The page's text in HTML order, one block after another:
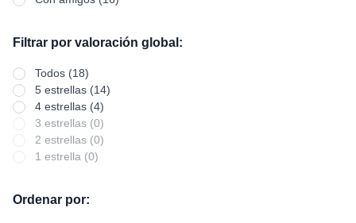
Filtrar por valoración global:
Todos (18)
5 estrellas (14)
4 estrellas (4)
3 estrellas (0)
2 estrellas (0)
1 estrella (0)
Ordenar por: